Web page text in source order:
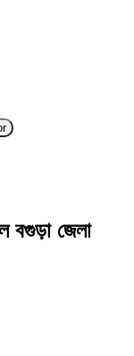
বগুড়া জেলা